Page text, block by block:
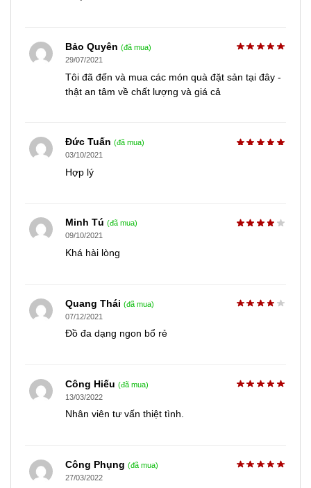
Bảo Quyên (đã mua)
29/07/2021
Tôi đã đến và mua các món quà đặt sản tại đây -
thật an tâm về chất lượng và giá cả
Ðức Tuấn (đã mua)
03/10/2021
Hợp lý
Minh Tú (đã mua)
09/10/2021
Khá hài lòng
Quang Thái (đã mua)
07/12/2021
Đồ đa dạng ngon bổ rẻ
Công Hiếu (đã mua)
13/03/2022
Nhân viên tư vấn thiệt tình.
Công Phụng (đã mua)
27/03/2022